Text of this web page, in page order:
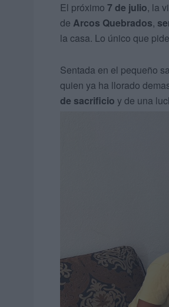
El próximo 7 de julio, la
de Arcos Quebrados,
la casa. Lo único que
Sentada en el pequeño
quien ya ha llorado
de sacrificio y de una